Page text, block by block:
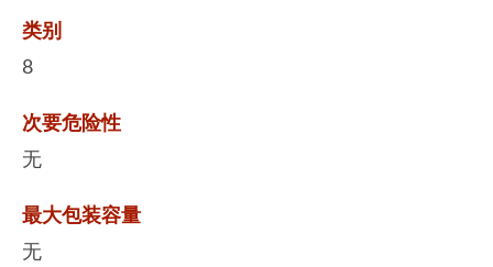
类别
8
次要危险性
无
最大包装容量
无